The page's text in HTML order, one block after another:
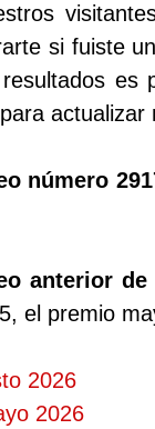
si fuiste
es
para actualizar
número
anterior de
el premio
2026
2026